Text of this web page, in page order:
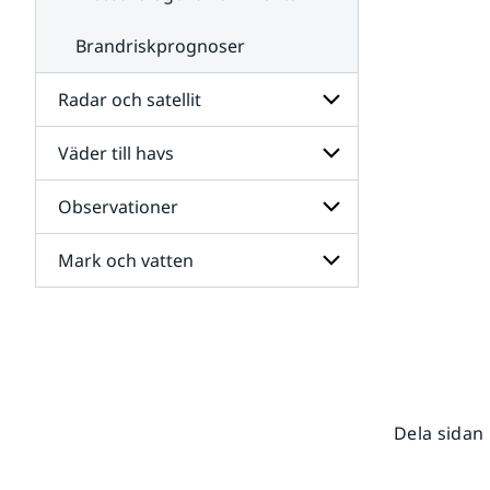
Brandriskprognoser
Radar och satellit
Undersidor
för
Radar
och
satellit
Väder till havs
Undersidor
för
Väder
till
havs
Observationer
Undersidor
för
Mark och vatten
Dela sidan